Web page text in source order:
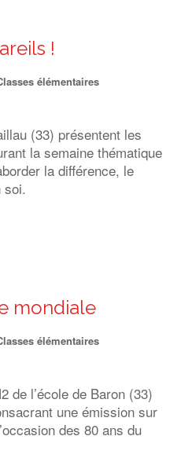
!
élémentaires
(33) présentent les
la semaine thématique
la différence, le
soi.
mondiale
élémentaires
de l’école de Baron (33)
une émission sur
des 80 ans du